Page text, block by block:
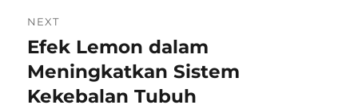
NEXT
Next
post:
Efek Lemon dalam
Meningkatkan Sistem
Kekebalan Tubuh